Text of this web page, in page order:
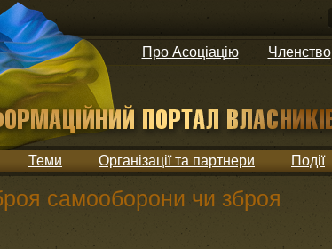
Про Асоціацію Членство
Теми Організації та партнери Події
самооборони чи зброя